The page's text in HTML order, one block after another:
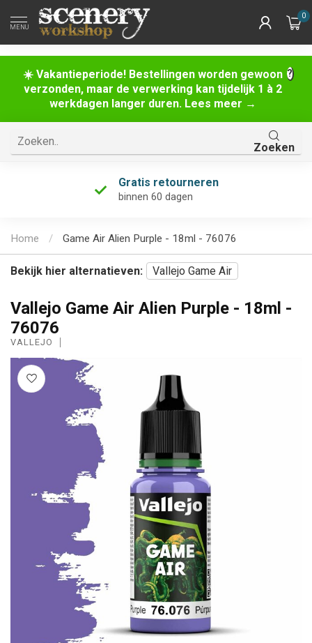
☀️ Vakantieperiode! Bestellingen worden gewoon
verzonden, maar de verwerking kan tijdelijk 1 à 2
werkdagen langer duren. Lees meer →
MENU
0
Zoeken
Gratis retourneren
binnen 60 dagen
Home / Game Air Alien Purple - 18ml - 76076
Bekijk hier alternatieven: Vallejo Game Air
Vallejo Game Air Alien Purple - 18ml -
76076
VALLEJO